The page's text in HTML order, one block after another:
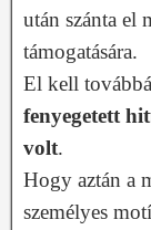
után szánta el
támogatására.
El kell
fenyegetett
volt.
Hogy aztán a
személyes